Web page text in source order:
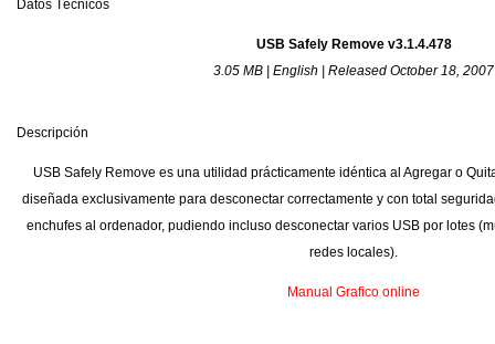
Datos Técnicos
USB Safely Remove v3.1.4.478
3.05 MB | English | Released October 18, 2007
Descripción
USB Safely Remove es una utilidad prácticamente idéntica al Agregar o
diseñada exclusivamente para desconectar correctamente y con total
enchufes al ordenador, pudiendo incluso desconectar varios USB por lotes
redes locales).
Manual Grafico online